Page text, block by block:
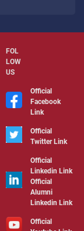
FOL
LOW
US
Official
Facebook
Link
Official
Twitter Link
Official
Linkedin Link
Official
Alumni
Linkedin Link
Official